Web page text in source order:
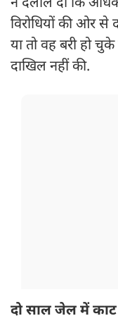
विरोधियों की ओर
या तो वह बरी हो
दाखिल नहीं की.
दो साल जेल में